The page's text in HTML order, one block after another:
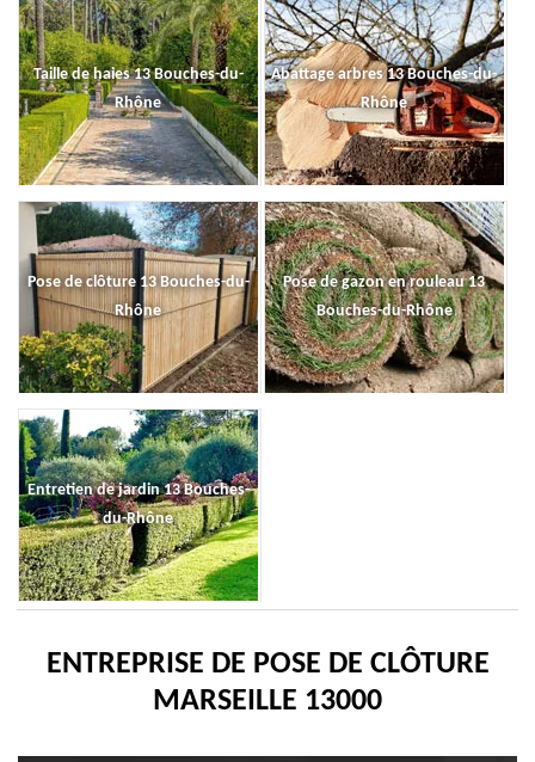
Taille de haies 13 Bouches-du-
Rhône
Abattage arbres 13 Bouches-du-
Rhône
Pose de clôture 13 Bouches-du-
Rhône
Pose de gazon en rouleau 13
Bouches-du-Rhône
Entretien de jardin 13 Bouches-
du-Rhône
ENTREPRISE DE POSE DE CLÔTURE
MARSEILLE 13000